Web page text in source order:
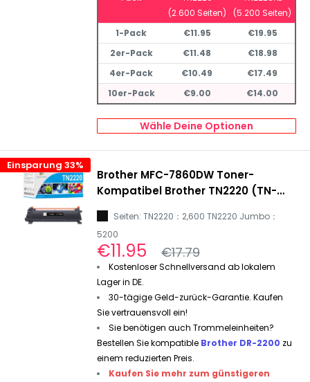
(2.600 Seiten)
(5.200 Seiten)
1-Pack
€11.95
€19.95
2er-Pack
€11.48
€18.98
4er-Pack
€10.49
€17.49
10er-Pack
€9.00 €14.00
Wähle Deine Optionen
Einsparung 33%
Brother MFC-7860DW Toner-
Kompatibel Brother TN2220 (TN-
Seiten: TN2220：2,600 TN2220 Jumbo：
5200
Sonderpreis
€11.95 Normalpreis
€17.79
Kostenloser Schnellversand ab lokalem
Lager in DE.
30-tägige Geld-zurück-Garantie. Kaufen
Sie vertrauensvoll ein!
Sie benötigen auch Trommeleinheiten?
Bestellen Sie kompatible Brother DR-2200 zu
einem reduzierten Preis.
Kaufen Sie mehr zum günstigeren